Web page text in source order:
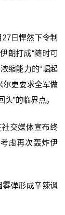
日悍然下令制
朗打成“随时可
缩能力的“崛起
尔更要求全军做
”的临界点。
交媒体宣布终
虑再次轰炸伊
弹形成辛辣讽